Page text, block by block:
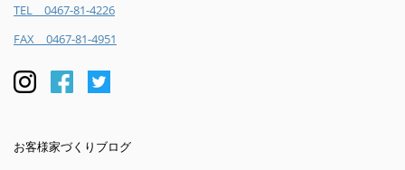
TEL 0467-81-4226
FAX 0467-81-4951
お客様家づくりブログ